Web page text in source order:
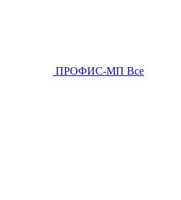
ПРОФИС-МП Все